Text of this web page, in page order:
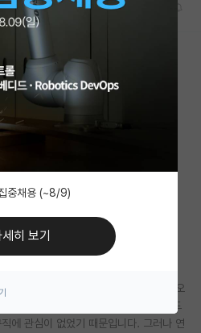
시판
니다.
타과 교수님과 컨택해서 연구실에 들어오
택을 굉장히 후회하는 중입니다. 말씀드
에 관심이 없었기 때문입니다. 그러나 연
중채용 (~8/9)
히 보기